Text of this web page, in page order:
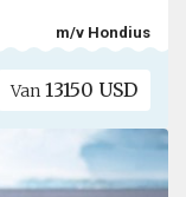
m/v Hondius
Van 13150 USD